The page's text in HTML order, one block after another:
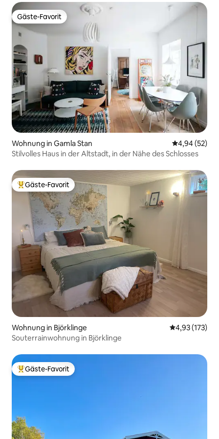
Gäste-Favorit
Gäste-Favorit
Wohnung in Gamla Stan
4,94 (52)
Stilvolles Haus in der Altstadt, in der Nähe des Schlosses
Beliebter Gäste-Favorit.
Gäste-Favorit
Wohnung in Björklinge
4,93 (173)
Souterrainwohnung in Björklinge
Beliebter Gäste-Favorit.
Gäste-Favorit